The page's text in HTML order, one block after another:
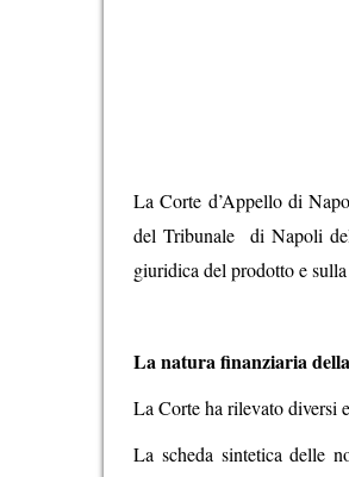
La Corte d’Appello di
del Tribunale di Napoli del
giuridica del prodotto e
La natura finanziaria
La Corte ha rilevato diversi
La scheda sintetica delle